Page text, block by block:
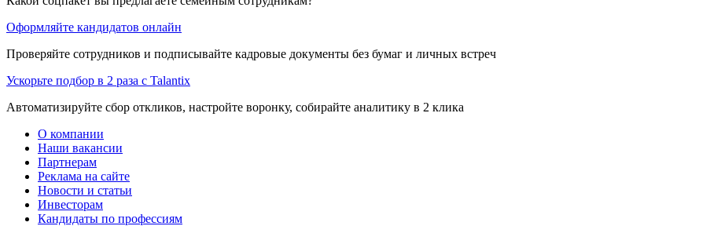
Оформляйте кандидатов онлайн
Проверяйте сотрудников и подписывайте кадровые документы без бумаг и личных встреч
Ускорьте подбор в 2 раза с Talantix
Автоматизируйте сбор откликов, настройте воронку, собирайте аналитику в 2 клика
О компании
Наши вакансии
Партнерам
Реклама на сайте
Новости и статьи
Инвесторам
Кандидаты по профессиям